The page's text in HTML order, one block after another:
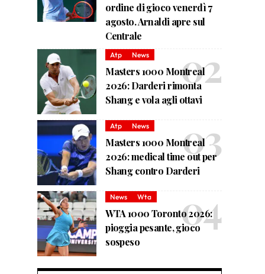
ordine di gioco venerdì 7
agosto. Arnaldi apre sul
Centrale
Atp News
Masters 1000 Montreal
2026: Darderi rimonta
Shang e vola agli ottavi
Atp News
Masters 1000 Montreal
2026: medical time out per
Shang contro Darderi
News Wta
WTA 1000 Toronto 2026:
pioggia pesante, gioco
sospeso